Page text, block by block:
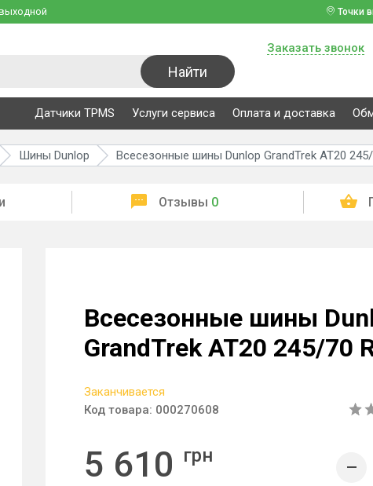
Точки
Найти
Заказать звонок
Датчики TPMS Услуги сервиса Оплата и доставка
Шины Dunlop Всесезонные шины Dunlop GrandTrek AT20
Отзывы 0
Всесезонные шины
GrandTrek AT20 245/70
Заканчивается
Код товара: 000270608
5 610 грн